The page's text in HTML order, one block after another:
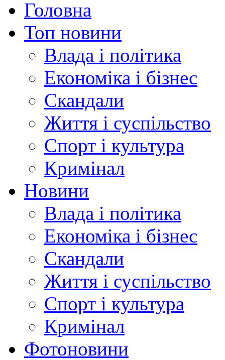
Головна
Топ новини
Влада і політика
Економіка і бізнес
Скандали
Життя і суспільство
Спорт і культура
Кримінал
Новини
Влада і політика
Економіка і бізнес
Скандали
Життя і суспільство
Спорт і культура
Кримінал
Фотоновини